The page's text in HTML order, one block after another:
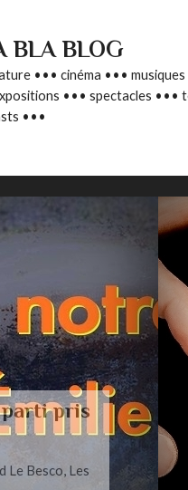
BLA BLOG
••• cinéma •••
••• spectacles •••
•••
Mendelssohn
••• Classique ••• Fanny